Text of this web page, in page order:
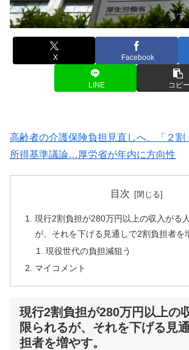
X Facebook
LINE コピー
高齢者の介護保険負担見直しへ、「２割
所得基準議論…厚労省が年内に方向性
目次
現行2割負担が280万円以上の収入がる
が、それを下げる見通しで2割負担者を
現役世代の負担減狙う
マイコメント
現行2割負担が280万円以上の
限られるが、それを下げる見
担者を増やす。